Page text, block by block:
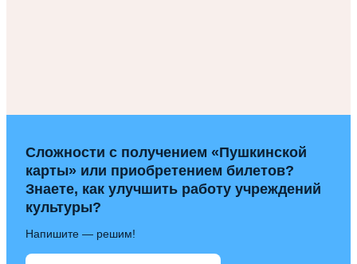
Сложности с получением «Пушкинской
карты» или приобретением билетов?
Знаете, как улучшить работу учреждений
культуры?
Напишите — решим!